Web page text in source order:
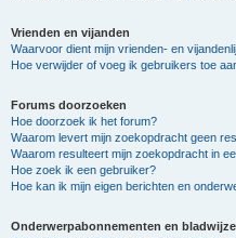
Vrienden en vijanden
Waarvoor dient mijn vrienden- en
Hoe verwijder of voeg ik gebruikers toe
Forums doorzoeken
Hoe doorzoek ik het forum?
Waarom levert mijn zoekopdracht geen
Waarom resulteert mijn zoekopdracht in
Hoe zoek ik een gebruiker?
Hoe kan ik mijn eigen berichten en
Onderwerpabonnementen en